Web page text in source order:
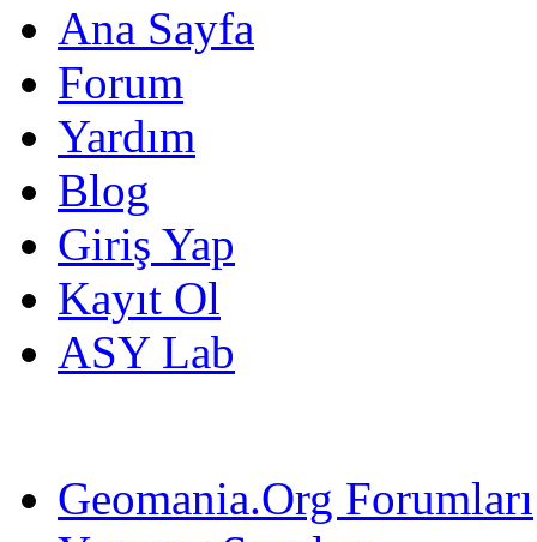
Ana Sayfa
Forum
Yardım
Blog
Giriş Yap
Kayıt Ol
ASY Lab
Geomania.Org Forumları